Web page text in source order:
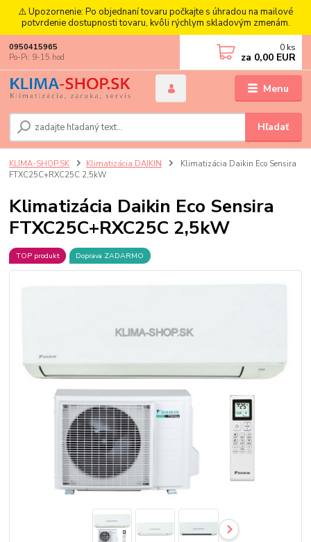
⚠️ Upozornenie: Po objednaní tovaru počkajte s úhradou na mailové
potvrdenie dostupnosti tovaru, kvôli rýchlym skladovým zmenám.
Menu
Hľadať
0950415965
Po-Pi: 9-15 hod
0 ks
za 0,00 EUR
KLIMA-SHOP.SK Klimatizácia DAIKIN
Klimatizácia Daikin Eco Sensira
FTXC25C+RXC25C 2,5kW
Klimatizácia Daikin Eco Sensira
FTXC25C+RXC25C 2,5kW
TOP produkt Doprava ZADARMO